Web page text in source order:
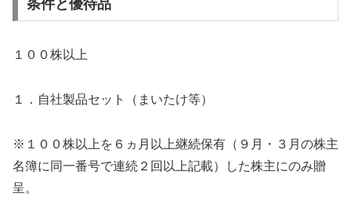
条件と優待品
１００株以上
１．自社製品セット（まいたけ等）
※１００株以上を６ヵ月以上継続保有（９月・３月の株主
名簿に同一番号で連続２回以上記載）した株主にのみ贈
呈。